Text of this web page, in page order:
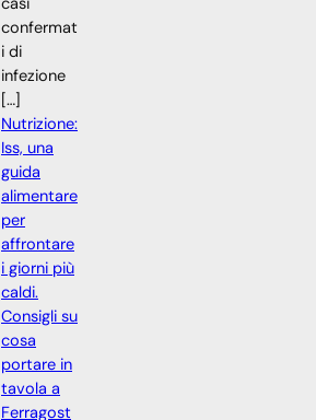
casi
confermat
i di
infezione
[…]
Nutrizione:
Iss, una
guida
alimentare
per
affrontare
i giorni più
caldi.
Consigli su
cosa
portare in
tavola a
Ferragost